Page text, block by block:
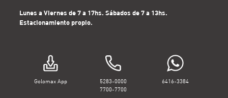
Lunes a Viernes de 7 a 17hs. Sábados de 7 a 13hs.
Estacionamiento propio.
Golomax App
5283-0000
7700-7700
6416-3384